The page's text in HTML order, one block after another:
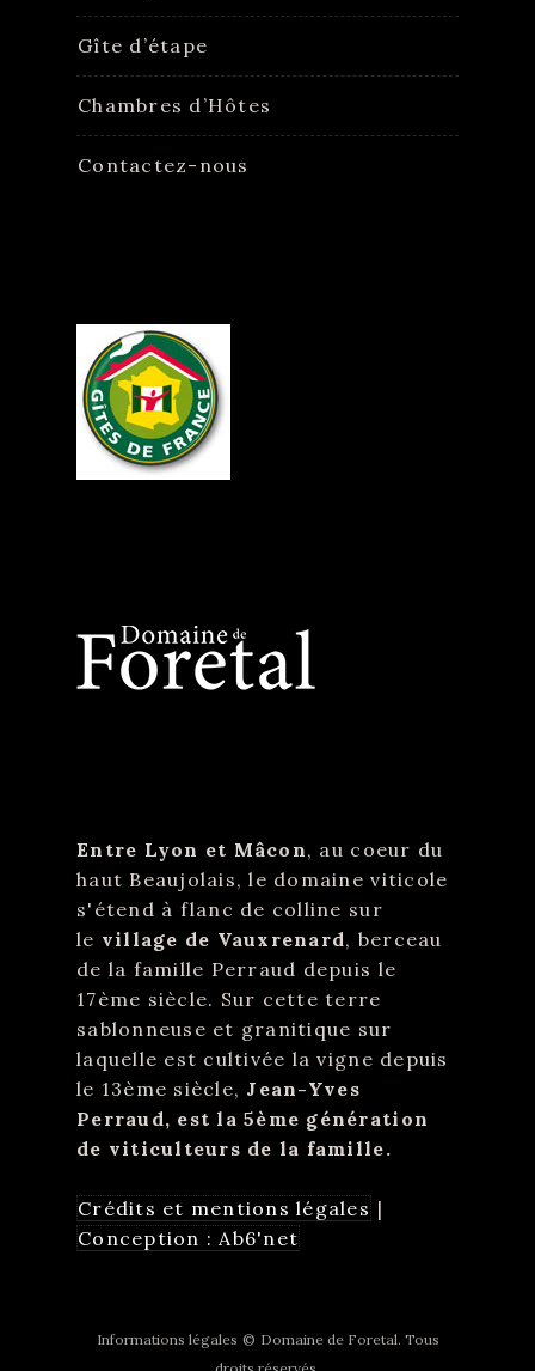
Gîte d’étape
Chambres d’Hôtes
Contactez-nous
Entre Lyon et Mâcon, au coeur du
haut Beaujolais, le domaine viticole
s'étend à flanc de colline sur
le village de Vauxrenard, berceau
de la famille Perraud depuis le
17ème siècle. Sur cette terre
sablonneuse et granitique sur
laquelle est cultivée la vigne depuis
le 13ème siècle, Jean-Yves
Perraud, est la 5ème génération
de viticulteurs de la famille.
Crédits et mentions légales |
Conception : Ab6'net
Informations légales © Domaine de Foretal. Tous